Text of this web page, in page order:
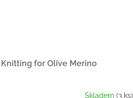
Knitting for Olive Merino
Skladem (3 ks)